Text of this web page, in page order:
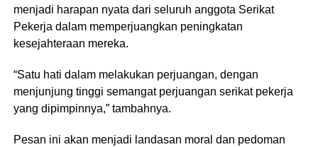
menjadi harapan nyata dari seluruh anggota Serikat
Pekerja dalam memperjuangkan peningkatan
kesejahteraan mereka.
“Satu hati dalam melakukan perjuangan, dengan
menjunjung tinggi semangat perjuangan serikat pekerja
yang dipimpinnya,” tambahnya.
Pesan ini akan menjadi landasan moral dan pedoman